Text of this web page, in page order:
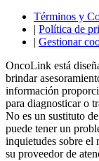
Términos y
| Política de
| Gestionar
OncoLink está
brindar
información
para diagnosticar o
No es un sustituto
puede tener un
inquietudes sobre el
su proveedor de